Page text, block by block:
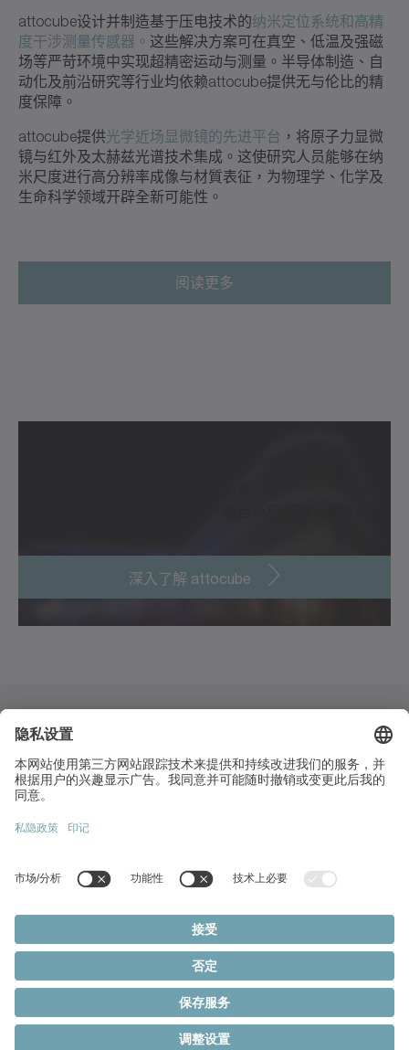
attocube设计并制造基于压电技术的纳米定位系统和高精
度干涉测量传感器。 这些解决方案可在真空、低温及强磁
场等严苛环境中实现超精密运动与测量。半导体制造、自
动化及前沿研究等行业均依赖attocube提供无与伦比的精
度保障。
attocube提供光学近场显微镜的先进平台 ，将原子力显微
镜与红外及太赫兹光谱技术集成。这使研究人员能够在纳
米尺度进行高分辨率成像与材質表征，为物理学、化学及
生命科学领域开辟全新可能性。
阅读更多
深入了解 attocube
+886 3 2870191
info(at)wittenstein.tw
產品概覽
伺服減速機
伺服馬達
齒排和小齒輪系統
伺服致動器